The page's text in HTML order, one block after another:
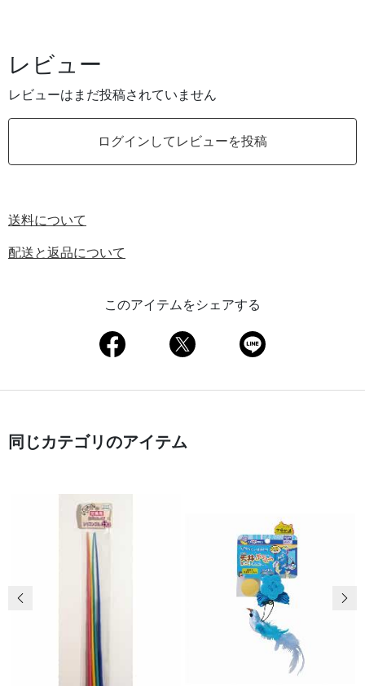
レビュー
レビューはまだ投稿されていません
ログインしてレビューを投稿
送料について
配送と返品について
このアイテムをシェアする
同じカテゴリのアイテム
前の画像 次